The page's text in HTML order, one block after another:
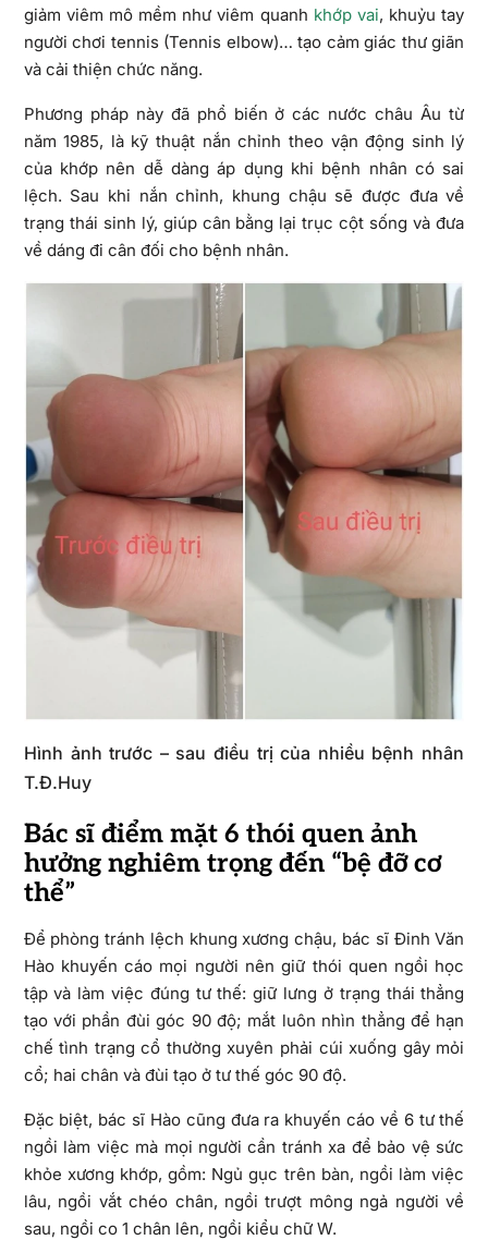
giảm viêm mô mềm như viêm quanh khớp vai, khuỷu tay
người chơi tennis (Tennis elbow)… tạo cảm giác thư giãn
và cải thiện chức năng.
Phương pháp này đã phổ biến ở các nước châu Âu từ
năm 1985, là kỹ thuật nắn chỉnh theo vận động sinh lý
của khớp nên dễ dàng áp dụng khi bệnh nhân có sai
lệch. Sau khi nắn chỉnh, khung chậu sẽ được đưa về
trạng thái sinh lý, giúp cân bằng lại trục cột sống và đưa
về dáng đi cân đối cho bệnh nhân.
Hình ảnh trước – sau điều trị của nhiều bệnh nhân
T.Đ.Huy
Bác sĩ điểm mặt 6 thói quen ảnh
hưởng nghiêm trọng đến “bệ đỡ cơ
thể”
Để phòng tránh lệch khung xương chậu, bác sĩ Đinh Văn
Hào khuyến cáo mọi người nên giữ thói quen ngồi học
tập và làm việc đúng tư thế: giữ lưng ở trạng thái thẳng
tạo với phần đùi góc 90 độ; mắt luôn nhìn thẳng để hạn
chế tình trạng cổ thường xuyên phải cúi xuống gây mỏi
cổ; hai chân và đùi tạo ở tư thế góc 90 độ.
Đặc biệt, bác sĩ Hào cũng đưa ra khuyến cáo về 6 tư thế
ngồi làm việc mà mọi người cần tránh xa để bảo vệ sức
khỏe xương khớp, gồm: Ngủ gục trên bàn, ngồi làm việc
lâu, ngồi vắt chéo chân, ngồi trượt mông ngả người về
sau, ngồi co 1 chân lên, ngồi kiểu chữ W.